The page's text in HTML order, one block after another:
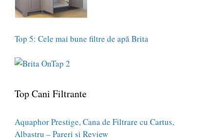
Top 5: Cele mai bune filtre de apă Brita
Top Cani Filtrante
Aquaphor Prestige, Cana de Filtrare cu Cartus,
Albastru – Pareri si Review